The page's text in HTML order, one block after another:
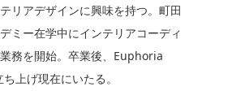
リアデザインに興味を持つ。町田
ミー在学中にインテリアコーディ
務を開始。卒業後、Euphoria
上げ現在にいたる。